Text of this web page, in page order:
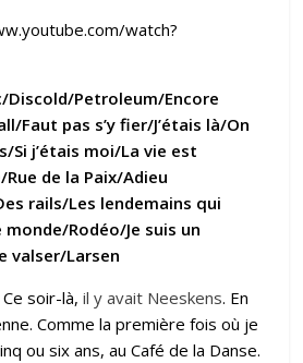
watch?
Discold/Petroleum/Encore
Faut pas s’y fier/J’étais là/On
Si j’étais moi/La vie est
Rue de la Paix/Adieu
rails/Les lendemains qui
monde/Rodéo/Je suis un
valser/Larsen
Ce soir-là,il y avait Neeskens. En
Comme la première fois où je
ou six ans, au Café de la Danse.